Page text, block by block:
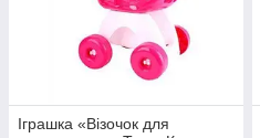
Іграшка «Візочок для